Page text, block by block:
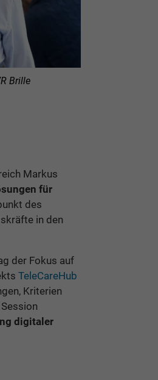
Brille
Markus
für
des
in den
der Fokus auf
TeleCareHub
Kriterien
digitaler